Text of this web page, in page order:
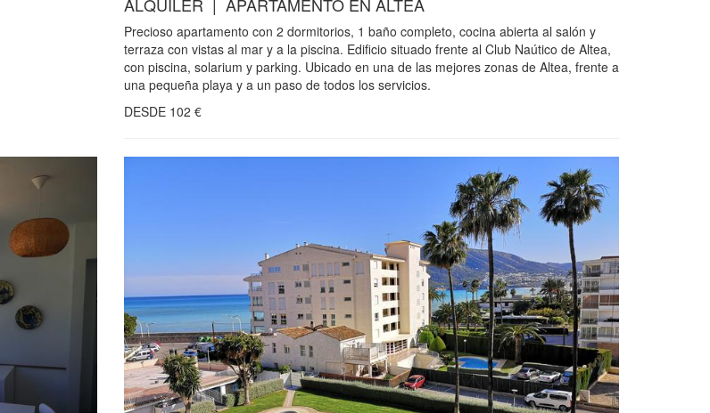
Precioso apartamento con 2 dormitorios, 1 baño completo, cocina abierta al salón y
terraza con vistas al mar y a la piscina. Edificio situado frente al Club Naútico de Altea,
con piscina, solarium y parking. Ubicado en una de las mejores zonas de Altea, frente a
una pequeña playa y a un paso de todos los servicios.
DESDE 102 €